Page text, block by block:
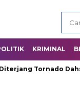
KRIMINAL
Tornado Dahsyat